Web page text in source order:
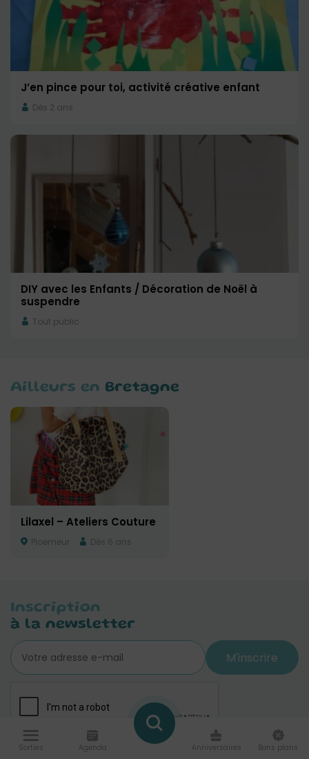
Sorties Agenda Anniversaires Bons plans
J’en pince pour toi, activité créative enfant
Dès 2 ans
DIY avec les Enfants / Décoration de Noël à
suspendre
Tout public
Ailleurs en Bretagne
Lilaxel – Ateliers Couture
Ploemeur Dès 6 ans
Inscription
à la newsletter
M'inscrire
J'ai lu et j'accepte notre politique de confidentialité